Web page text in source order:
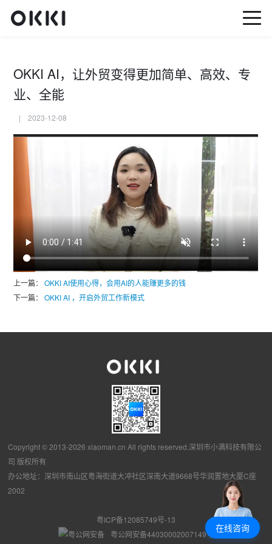
OKKI AI，让外贸变得更加简单、高效、专
业、全能
| 2023-12-08
上一篇：OKKI AI使用心得，会用AI的人能赚更多的钱
下一篇：
OKKI AI ，开启外贸工作新模式
Copyright © 2013-2026 xiaoman.cn All rights reserved.深圳市小满科技有限公
司 版权所有
办公地址：深圳市南山区粤海街道大冲社区深南大道9668号华润置地大厦C座
2002
粤ICP备12085749号-13
粤公网安备44030002007149号
在线咨询